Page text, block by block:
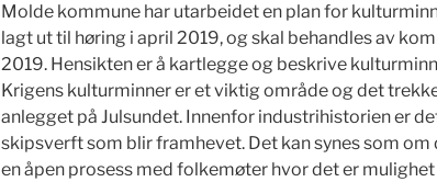
Molde kommune har utarbeidet en plan for
lagt ut til høring i april 2019, og skal behandles av
2019. Hensikten er å kartlegge og beskrive
Krigens kulturminner er et viktig område og det
anlegget på Julsundet. Innenfor industrihistorien er
skipsverft som blir framhevet. Det kan synes som om
en åpen prosess med folkemøter hvor det er